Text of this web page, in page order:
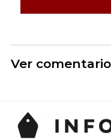
Ver